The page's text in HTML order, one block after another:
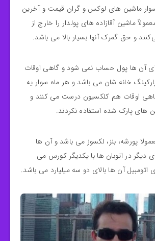
سوار ماشین های لوکس و گران قیمت و آخرین
ماشین آقازاده های پولدار را خارج از
و حق گمرک آنها بسیار بالا می باشد.
آن ها پول حساب نمی شود و گاهی اوقات
خانه شان می باشد و هر ماه سوار یه
اوقات هم کلکسیون درست می کنند و
های پارک شده استفاده نکردند.
پورشه، بنز، لکسوز می باشد و آن ها
دیگر در اتوبان ها با یکدیگر کورس می
اتومبیل آن ها بالای دو سه میلیارد می باشد.